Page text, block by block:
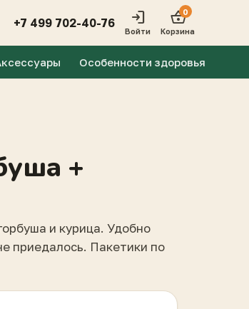
+7 499 702-40-76 login
Войти
shopping_basket0
Корзина
Особенности здоровья
+
и курица. Удобно
приедалось. Пакетики по